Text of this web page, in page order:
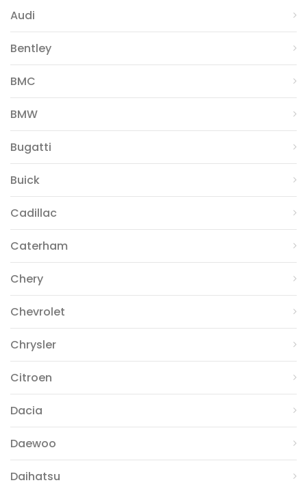
Audi
Bentley
BMC
BMW
Bugatti
Buick
Cadillac
Caterham
Chery
Chevrolet
Chrysler
Citroen
Dacia
Daewoo
Daihatsu